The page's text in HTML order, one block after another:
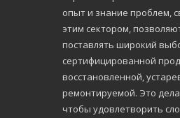
опыт и знание проблем,
этим сектором,
поставлять широкий
сертифицированной
восстановленной,
ремонтируемой. Это
чтобы удовлетворить